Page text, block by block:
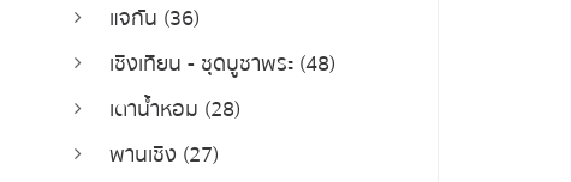
แจกัน (36)
เชิงเทียน - ชุดบูชาพระ (48)
เตาน้ำหอม (28)
พานเชิง (27)